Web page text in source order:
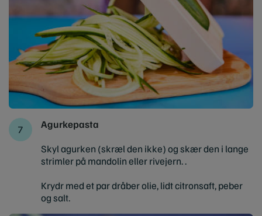
Agurkepasta
Skyl agurken (skræl den ikke) og skær den i lange
strimler på mandolin eller rivejern. .
Krydr med et par dråber olie, lidt citronsaft, peber
og salt.